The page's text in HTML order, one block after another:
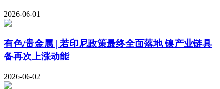
2026-06-01
有色/贵金属 | 若印尼政策最终全面落地 镍产业链具
备再次上涨动能
2026-06-02